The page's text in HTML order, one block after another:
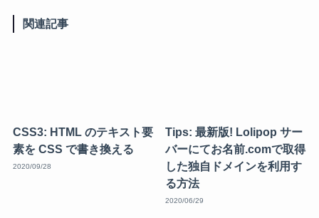
関連記事
CSS3: HTML のテキスト要
素を CSS で書き換える
2020/09/28
Tips: 最新版! Lolipop サー
バーにてお名前.comで取得
した独自ドメインを利用す
る方法
2020/06/29